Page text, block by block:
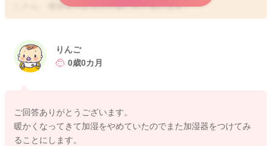
したら、受診をされる方が良いかと思います。
ります。
温めようとして咳をすることがあります。
そうしてみても、気になる様子が続くような場合には、受診を
してみていただけたらと思います。
りんご
0歳0カ月
ご回答ありがとうございます。
暖かくなってきて加湿をやめていたのでまた加湿器をつけてみ
ることにします。